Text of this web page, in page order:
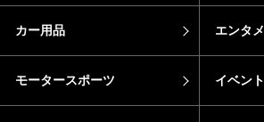
カー用品 エンタメ
モータースポーツ イベント